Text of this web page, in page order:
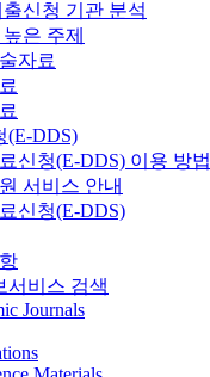
신청 기관 분석
은 주제
자료
(E-DDS)
신청(E-DDS) 이용 방법
서비스 안내
신청(E-DDS)
서비스 검색
Journals